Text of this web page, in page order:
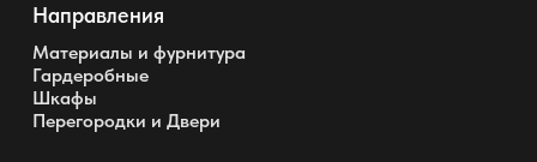
Направления
Материалы и фурнитура
Гардеробные
Шкафы
Перегородки и Двери